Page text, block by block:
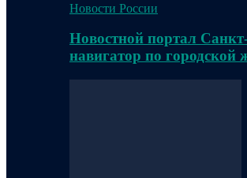
Новости России
Новостной портал
навигатор по городской